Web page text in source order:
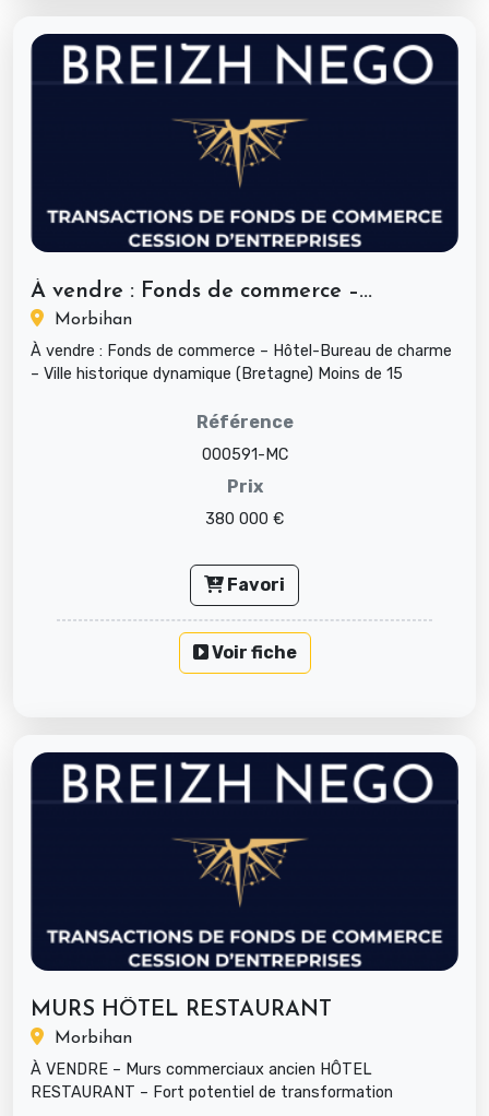
À vendre : Fonds de commerce –...
Morbihan
À vendre : Fonds de commerce – Hôtel-Bureau de charme
– Ville historique dynamique (Bretagne) Moins de 15
Référence
000591-MC
Prix
380 000 €
Favori
Voir fiche
MURS HÔTEL RESTAURANT
Morbihan
À VENDRE – Murs commerciaux ancien HÔTEL
RESTAURANT – Fort potentiel de transformation